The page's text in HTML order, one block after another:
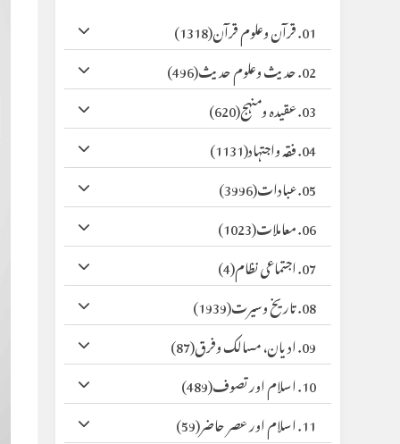
01. قرآن وعلوم قرآن
(1318)
02. حدیث وعلوم حدیث
(496)
03. عقیدہ ومنہج
(620)
04. فقہ واجتہاد
(1131)
05. عبادات
(3996)
06. معاملات
(1023)
07. اجتماعی نظام
(4)
08. تاریخ وسیرت
(1939)
09. ادیان، مسالک وفرق
(87)
10. اسلام اور تصوف
(489)
11. اسلام اور عصر حاضر
(59)